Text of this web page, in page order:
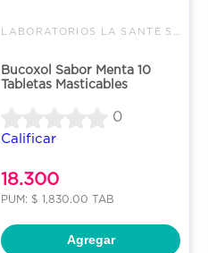
Bucoxol Sabor Menta 10
Tabletas Masticables
0
Calificar
18.300
PUM: $ 1,830.00 TAB
Agregar